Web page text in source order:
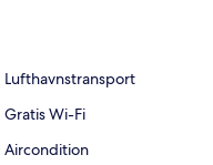
Lufthavnstransport
Gratis Wi-Fi
Aircondition